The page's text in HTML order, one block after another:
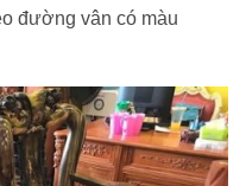
đường vân có màu